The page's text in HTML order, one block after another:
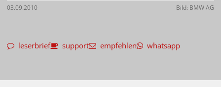
03.09.2010 Bild: BMW AG
leserbrief support empfehlen whatsapp